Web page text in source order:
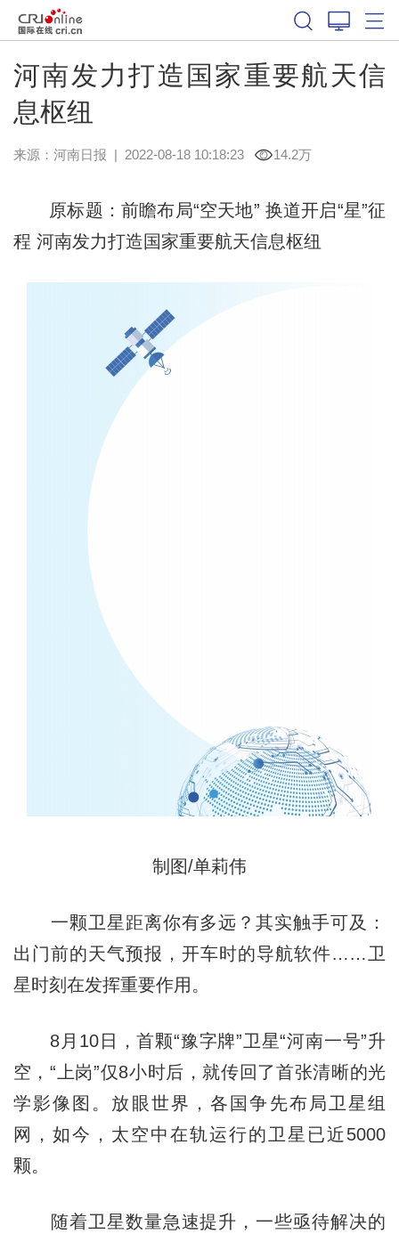
河南发力打造国家重要航天信
息枢纽
来源： 河南日报 | 2022-08-18 10:18:23 14.2万
原标题：前瞻布局“空天地” 换道开启“星”征
程 河南发力打造国家重要航天信息枢纽
制图/单莉伟
一颗卫星距离你有多远？其实触手可及：
出门前的天气预报，开车时的导航软件……卫
星时刻在发挥重要作用。
8月10日，首颗“豫字牌”卫星“河南一号”升
空，“上岗”仅8小时后，就传回了首张清晰的光
学影像图。放眼世界，各国争先布局卫星组
网，如今，太空中在轨运行的卫星已近5000
颗。
随着卫星数量急速提升，一些亟待解决的